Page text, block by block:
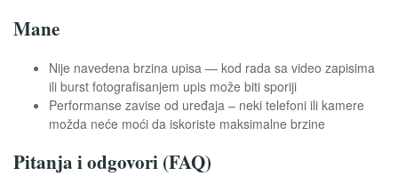
Mane
Nije navedena brzina upisa — kod rada sa video zapisima
ili burst fotografisanjem upis može biti sporiji
Performanse zavise od uređaja – neki telefoni ili kamere
možda neće moći da iskoriste maksimalne brzine
Pitanja i odgovori (FAQ)